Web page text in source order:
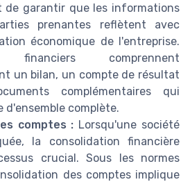
de garantir que les informations
prenantes reflètent avec
économique de l'entreprise.
comprennent
un bilan, un compte de résultat
complémentaires qui
d'ensemble complète.
comptes : Lorsqu'une société
la consolidation financière
crucial. Sous les normes
des comptes implique